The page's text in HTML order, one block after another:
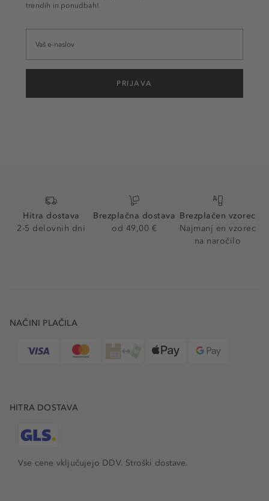
trendih in ponudbah!
PRIJAVA
Hitra dostava
2-5 delovnih dni
Brezplačna dostava
od 49,00 €
Brezplačen vzorec
Najmanj en vzorec
na naročilo
NAČINI PLAČILA
HITRA DOSTAVA
Vse cene vključujejo DDV. Stroški dostave.